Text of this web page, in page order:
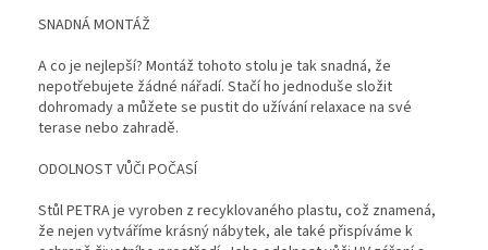
SNADNÁ MONTÁŽ
A co je nejlepší? Montáž tohoto stolu je tak snadná, že
nepotřebujete žádné nářadí. Stačí ho jednoduše složit
dohromady a můžete se pustit do užívání relaxace na své
terase nebo zahradě.
ODOLNOST VŮČI POČASÍ
Stůl PETRA je vyroben z recyklovaného plastu, což znamená,
že nejen vytváříme krásný nábytek, ale také přispíváme k